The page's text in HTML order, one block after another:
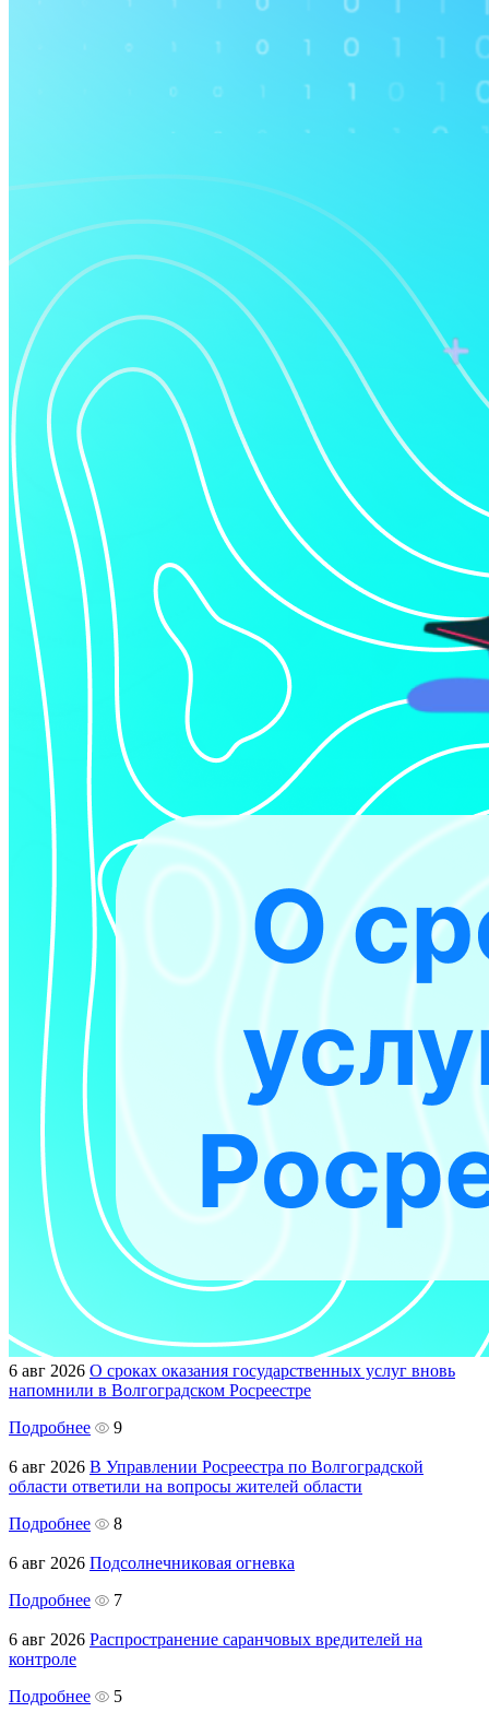
6 авг 2026 О сроках оказания государственных услуг вновь
напомнили в Волгоградском Росреестре
Подробнее
9
6 авг 2026 В Управлении Росреестра по Волгоградской
области ответили на вопросы жителей области
Подробнее
8
6 авг 2026 Подсолнечниковая огневка
Подробнее
7
6 авг 2026 Распространение саранчовых вредителей на
контроле
Подробнее
5